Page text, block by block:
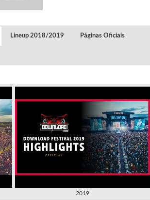
Lineup 2018/2019 Páginas Oficiais
2019